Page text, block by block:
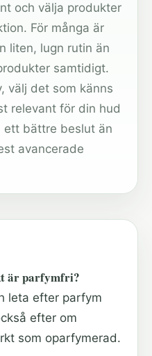
och välja produkter
För många är
liten, lugn rutin än
samtidigt.
välj det som känns
relevant för din hud
ett bättre beslut än
avancerade
är parfymfri?
leta efter parfym
efter om
som oparfymerad.